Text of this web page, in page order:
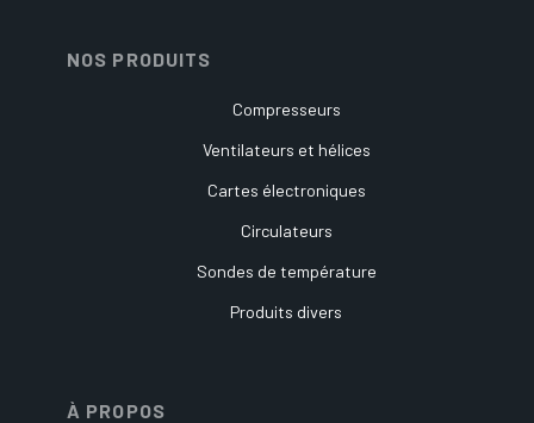
NOS PRODUITS
Compresseurs
Ventilateurs et hélices
Cartes électroniques
Circulateurs
Sondes de température
Produits divers
À PROPOS